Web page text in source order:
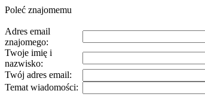
Poleć znajomemu
Adres email
znajomego:
Twoje imię i
nazwisko:
Twój adres email:
Temat wiadomości: